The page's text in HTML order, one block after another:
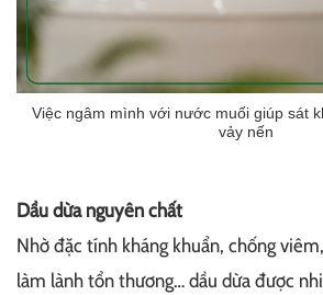
Việc ngâm mình với nước muối giúp sát
vảy nến
Dầu dừa nguyên chất
Nhờ đặc tính kháng khuẩn, chống
làm lành tổn thương… dầu dừa được